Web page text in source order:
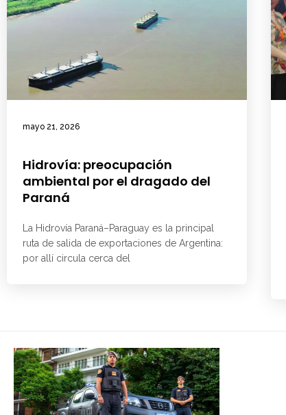
mayo 21, 2026
Hidrovía: preocupación
ambiental por el dragado del
Paraná
La Hidrovía Paraná–Paraguay es la principal
ruta de salida de exportaciones de Argentina:
por allí circula cerca del